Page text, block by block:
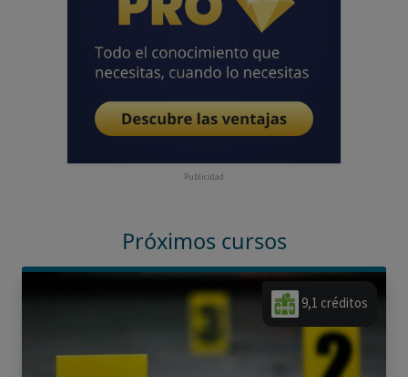
Publicidad
Próximos cursos
9,1 créditos